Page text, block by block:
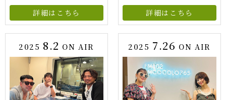
詳細はこちら
詳細はこちら
2025 8.2 ON AIR 2025 7.26 ON AIR